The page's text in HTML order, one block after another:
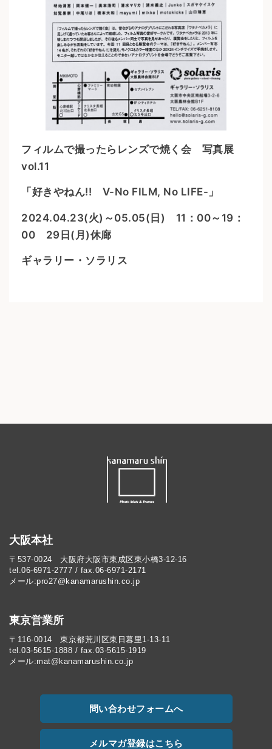
フィルムで撮ったらレンズで焼く会 写真展
vol.11
「好きやねん!! V-No FILM, No LIFE-」
2024.04.23(火)～05.05(日) 11：00～19：
00 29日(月)休廊
ギャラリー・ソラリス
大阪本社
〒537-0024 大阪府大阪市東成区東小橋3-12-16
tel.06-6971-2777 / fax.06-6971-2171
メール:pro27@kanamarushin.co.jp​
東京営業所
〒116-0014 東京都荒川区東日暮里1-13-11
tel.03-5615-1888 / fax.03-5615-1919
メール:mat@kanamarushin.co.jp
問い合わせフォームへ
メルマガ登録はこちら